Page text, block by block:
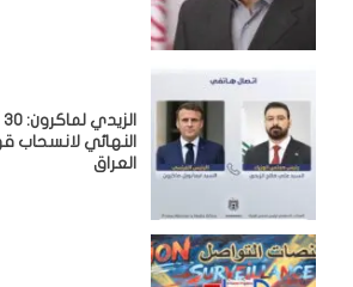
النهائي لانسحاب
العراق